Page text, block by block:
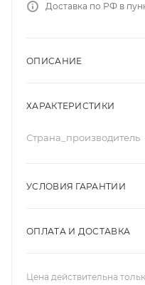
Доставка по РФ в
ОПИСАНИЕ
ХАРАКТЕРИСТИКИ
Страна_производитель
УСЛОВИЯ ГАРАНТИИ
ОПЛАТА И ДОСТАВКА
Цена действительна